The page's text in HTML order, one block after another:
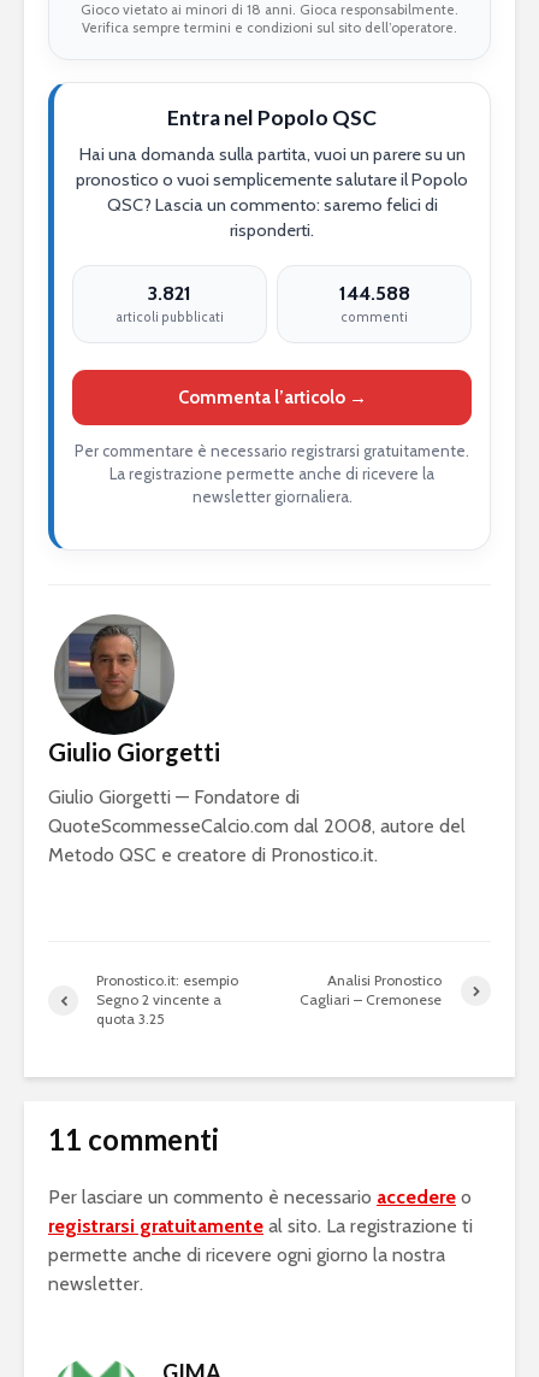
Gioco vietato ai minori di 18 anni. Gioca responsabilmente.
Verifica sempre termini e condizioni sul sito dell’operatore.
Entra nel Popolo QSC
Hai una domanda sulla partita, vuoi un parere su un
pronostico o vuoi semplicemente salutare il Popolo
QSC? Lascia un commento: saremo felici di
risponderti.
3.821
articoli pubblicati
144.588
commenti
Commenta l’articolo →
Per commentare è necessario registrarsi gratuitamente.
La registrazione permette anche di ricevere la
newsletter giornaliera.
Giulio Giorgetti
Giulio Giorgetti — Fondatore di
QuoteScommesseCalcio.com dal 2008, autore del
Metodo QSC e creatore di Pronostico.it.
Pronostico.it: esempio
Segno 2 vincente a
quota 3.25
Analisi Pronostico
Cagliari – Cremonese
11 commenti
Per lasciare un commento è necessario accedere o
registrarsi gratuitamente al sito. La registrazione ti
permette anche di ricevere ogni giorno la nostra
newsletter.